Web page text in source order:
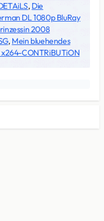
, Die
DL 1080p BluRay
2008
, Mein bluehendes
CONTRiBUTiON